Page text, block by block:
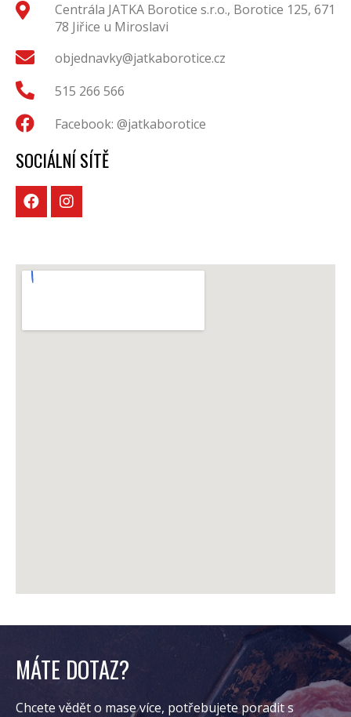
Centrála JATKA Borotice s.r.o., Borotice 125, 671
78 Jiřice u Miroslavi
objednavky@jatkaborotice.cz
515 266 566
Facebook: @jatkaborotice
SOCIÁLNÍ SÍTĚ
MÁTE DOTAZ?
Chcete vědět o mase více, potřebujete poradit s